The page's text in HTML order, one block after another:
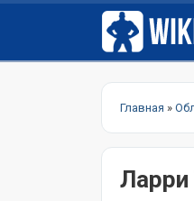
Главная »
Ларри